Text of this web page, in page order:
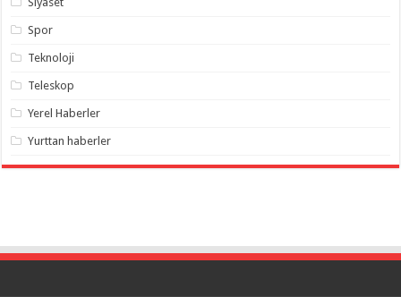
Spor
Teknoloji
Teleskop
Yerel Haberler
Yurttan haberler